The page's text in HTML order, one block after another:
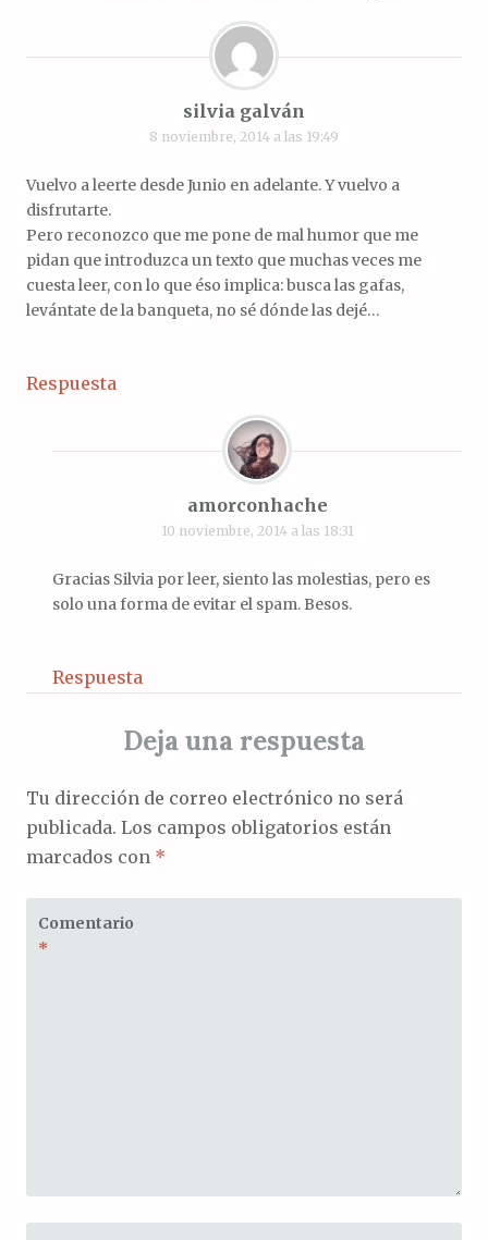
silvia galván
8 noviembre, 2014 a las 19:49
Vuelvo a leerte desde Junio en adelante. Y vuelvo a
disfrutarte.
Pero reconozco que me pone de mal humor que me
pidan que introduzca un texto que muchas veces me
cuesta leer, con lo que éso implica: busca las gafas,
levántate de la banqueta, no sé dónde las dejé…
Respuesta
amorconhache
10 noviembre, 2014 a las 18:31
Gracias Silvia por leer, siento las molestias, pero es
solo una forma de evitar el spam. Besos.
Respuesta
Deja una respuesta
Tu dirección de correo electrónico no será
publicada. Los campos obligatorios están
marcados con *
Comentario
*